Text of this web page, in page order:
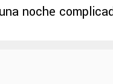
. El
los líderes del